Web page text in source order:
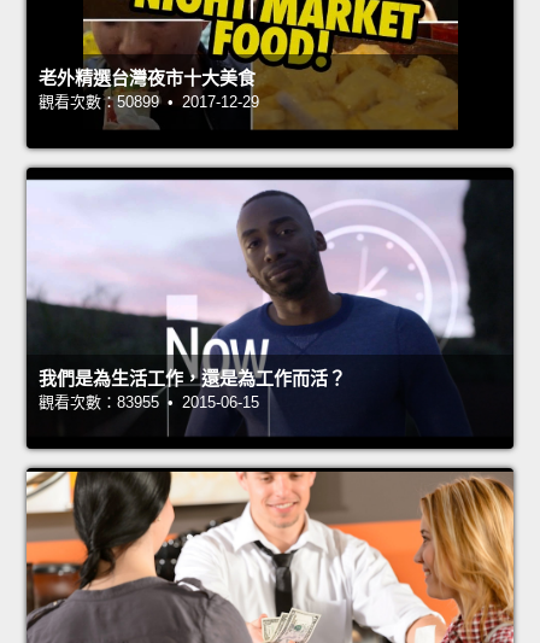
老外精選台灣夜市十大美食
觀看次數：50899 • 2017-12-29
我們是為生活工作，還是為工作而活？
觀看次數：83955 • 2015-06-15